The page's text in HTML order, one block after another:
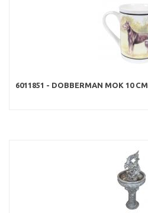
6011851 - DOBBERMAN MOK 10 CM